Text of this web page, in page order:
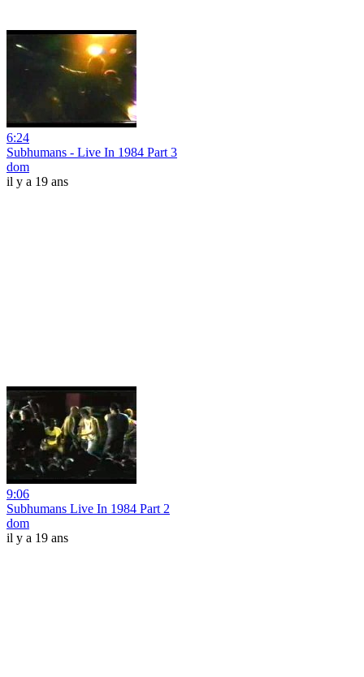
6:24
Subhumans - Live In 1984 Part 3
dom
il y a 19 ans
9:06
Subhumans Live In 1984 Part 2
dom
il y a 19 ans